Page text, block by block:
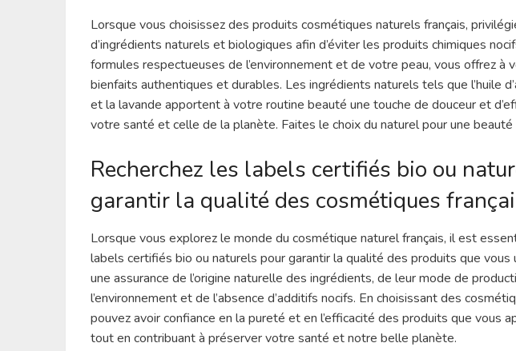
Lorsque vous choisissez des produits cosmétiques naturels français,
d’ingrédients naturels et biologiques afin d’éviter les produits chimiques
formules respectueuses de l’environnement et de votre peau, vous offrez à
bienfaits authentiques et durables. Les ingrédients naturels tels que l’huile
et la lavande apportent à votre routine beauté une touche de douceur et
votre santé et celle de la planète. Faites le choix du naturel pour une
Recherchez les labels certifiés bio ou
garantir la qualité des cosmétiques
Lorsque vous explorez le monde du cosmétique naturel français, il est
labels certifiés bio ou naturels pour garantir la qualité des produits que vous
une assurance de l’origine naturelle des ingrédients, de leur mode de
l’environnement et de l’absence d’additifs nocifs. En choisissant des
pouvez avoir confiance en la pureté et en l’efficacité des produits que vous
tout en contribuant à préserver votre santé et notre belle planète.